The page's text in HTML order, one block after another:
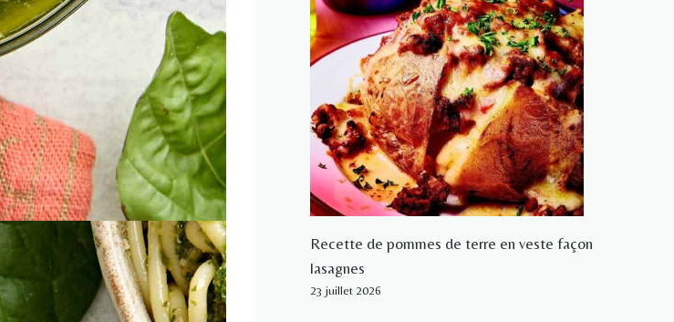
Recette de pommes de terre en veste façon
lasagnes
23 juillet 2026